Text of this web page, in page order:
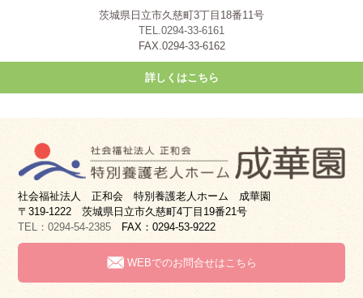
茨城県日立市久慈町3丁目18番11号
TEL.0294-33-6161
FAX.0294-33-6162
詳しくはこちら
社会福祉法人 正和会 特別養護老人ホーム 成華園
〒319-1222 茨城県日立市久慈町4丁目19番21号
TEL：0294-54-2385 FAX：0294-53-9222
WEBでのお問合せはこちら